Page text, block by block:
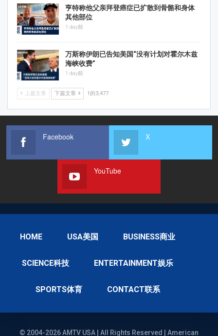
亨特称他父亲拜登癌症已扩散到骨骼和身体
其他部位
1 day前
万斯称伊朗已告知美国“没有计划对霍尔木兹
海峡收费”
1 day前
上篇文章 下篇文章 1的3,477
Facebook X
YouTube
HOME USA美国 BUSINESS商业
SCIENCE科技 ENTERTAINMENT娱乐
SPORTS体育 CONTACT联系
© 2004-2026 AMTV USA | All Rights Reserved | American